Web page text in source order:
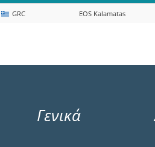
GRC EOS Kalamatas
Γενικά